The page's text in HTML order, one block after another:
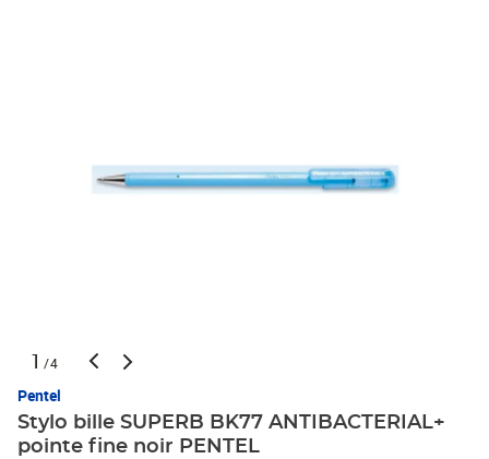
1 /4
Pentel
Stylo bille SUPERB BK77 ANTIBACTERIAL+
pointe fine noir PENTEL